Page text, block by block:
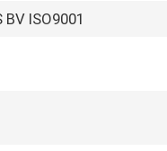
BV ISO9001